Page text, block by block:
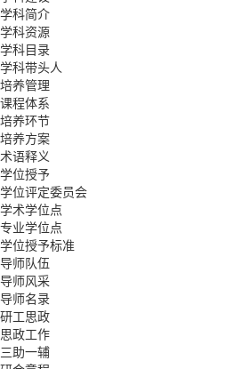
学科简介
学科资源
学科目录
学科带头人
培养管理
课程体系
培养环节
培养方案
术语释义
学位授予
学位评定委员会
学术学位点
专业学位点
学位授予标准
导师队伍
导师风采
导师名录
研工思政
思政工作
三助一辅